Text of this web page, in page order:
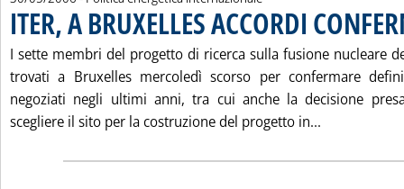
ITER, A BRUXELLES ACCORDI
I sette membri del progetto di ricerca sulla fusione nucleare
trovati a Bruxelles mercoledì scorso per confermare
negoziati negli ultimi anni, tra cui anche la decisione
scegliere il sito per la costruzione del progetto in...